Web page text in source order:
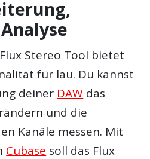
Stereo Tool bietet
für lau. Du kannst
deiner DAW das
und die
Kanäle messen. Mit
Cubase soll das Flux